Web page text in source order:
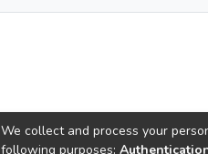
We collect and process your
following purposes: